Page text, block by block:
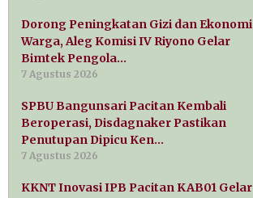
Dorong Peningkatan Gizi dan Ekonomi
Warga, Aleg Komisi IV Riyono Gelar
Bimtek Pengola…
7 Agustus 2026
SPBU Bangunsari Pacitan Kembali
Beroperasi, Disdagnaker Pastikan
Penutupan Dipicu Ken…
7 Agustus 2026
KKNT Inovasi IPB Pacitan KAB01 Gelar